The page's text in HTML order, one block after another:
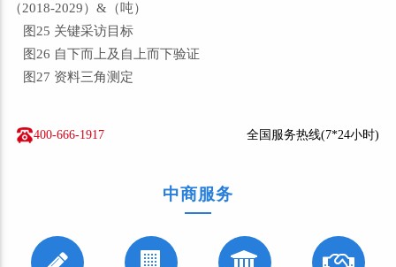
（2018-2029）&（吨）
图25 关键采访目标
图26 自下而上及自上而下验证
图27 资料三角测定
400-666-1917 全国服务热线(7*24小时)
中商服务